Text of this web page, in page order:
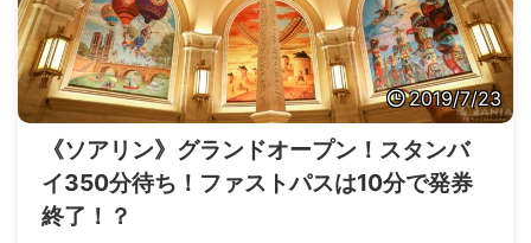
2019/7/23
《ソアリン》グランドオープン！スタンバ
イ350分待ち！ファストパスは10分で発券
終了！？